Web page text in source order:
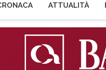
ATTUALITÀ